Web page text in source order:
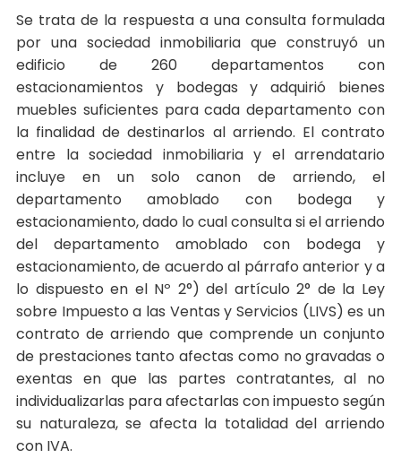
Se trata de la respuesta a una consulta formulada
por una sociedad inmobiliaria que construyó un
edificio de 260 departamentos con
estacionamientos y bodegas y adquirió bienes
muebles suficientes para cada departamento con
la finalidad de destinarlos al arriendo. El contrato
entre la sociedad inmobiliaria y el arrendatario
incluye en un solo canon de arriendo, el
departamento amoblado con bodega y
estacionamiento, dado lo cual consulta si el arriendo
del departamento amoblado con bodega y
estacionamiento, de acuerdo al párrafo anterior y a
lo dispuesto en el Nº 2°) del artículo 2° de la Ley
sobre Impuesto a las Ventas y Servicios (LIVS) es un
contrato de arriendo que comprende un conjunto
de prestaciones tanto afectas como no gravadas o
exentas en que las partes contratantes, al no
individualizarlas para afectarlas con impuesto según
su naturaleza, se afecta la totalidad del arriendo
con IVA.